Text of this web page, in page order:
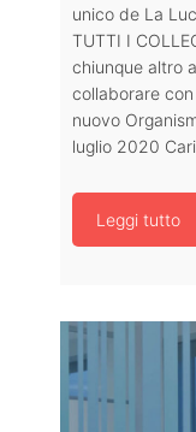
unico de La
TUTTI I
chiunque altro
collaborare
nuovo
luglio 2020
Leggi tutto